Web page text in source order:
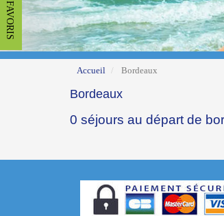
FAVORIS
Accueil Bordeaux
Bordeaux
0 séjours au départ de